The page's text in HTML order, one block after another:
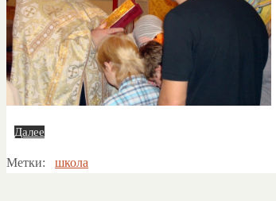
Далее
Метки: школа